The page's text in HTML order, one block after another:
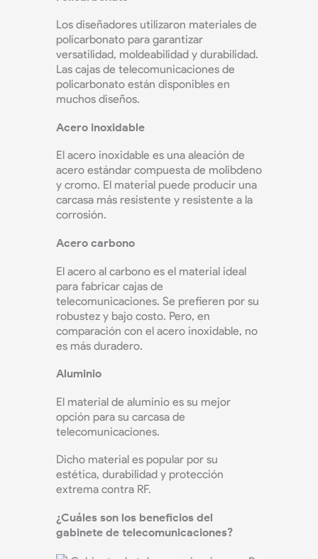
Los diseñadores utilizaron materiales de
policarbonato para garantizar
versatilidad, moldeabilidad y durabilidad.
Las cajas de telecomunicaciones de
policarbonato están disponibles en
muchos diseños.
Acero inoxidable
El acero inoxidable es una aleación de
acero estándar compuesta de molibdeno
y cromo. El material puede producir una
carcasa más resistente y resistente a la
corrosión.
Acero carbono
El acero al carbono es el material ideal
para fabricar cajas de
telecomunicaciones. Se prefieren por su
robustez y bajo costo. Pero, en
comparación con el acero inoxidable, no
es más duradero.
Aluminio
El material de aluminio es su mejor
opción para su carcasa de
telecomunicaciones.
Dicho material es popular por su
estética, durabilidad y protección
extrema contra RF.
¿Cuáles son los beneficios del
gabinete de telecomunicaciones?